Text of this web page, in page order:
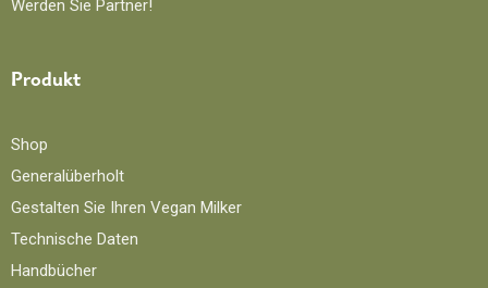
Werden Sie Partner!
Produkt
Shop
Generalüberholt
Gestalten Sie Ihren Vegan Milker
Technische Daten
Handbücher